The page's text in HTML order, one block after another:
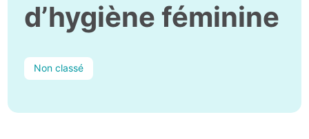
d’hygiène féminine
Non classé